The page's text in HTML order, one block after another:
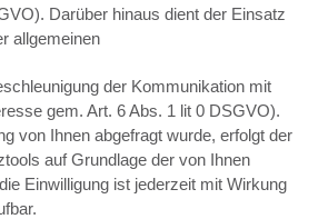
Darüber hinaus dient der Einsatz
allgemeinen
der Kommunikation mit
gem. Art. 6 Abs. 1 lit 0 DSGVO).
von Ihnen abgefragt wurde, erfolgt der
auf Grundlage der von Ihnen
Einwilligung ist jederzeit mit Wirkung